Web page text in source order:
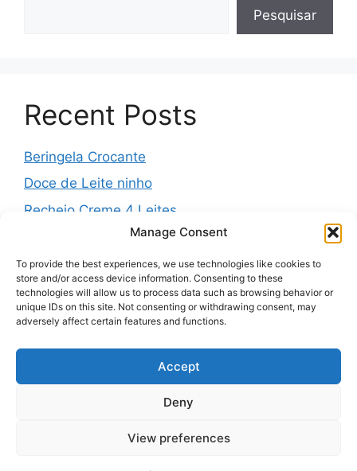
Manage Consent
To provide the best experiences, we use technologies like cookies to
store and/or access device information. Consenting to these
technologies will allow us to process data such as browsing behavior or
unique IDs on this site. Not consenting or withdrawing consent, may
adversely affect certain features and functions.
Accept
Deny
View preferences
Pesquisar
Recent Posts
Beringela Crocante
Doce de Leite ninho
Recheio Creme 4 Leites
Água de Louro para o Jejum
Massa Folhada da Vovó
Recent Comments
Nenhum comentário para mostrar.